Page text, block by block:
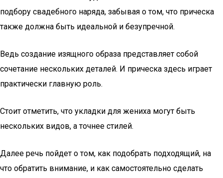
подбору свадебного наряда, забывая о том, что прическа
также должна быть идеальной и безупречной.
Ведь создание изящного образа представляет собой
сочетание нескольких деталей. И прическа здесь играет
практически главную роль.
Стоит отметить, что укладки для жениха могут быть
нескольких видов, а точнее стилей.
Далее речь пойдет о том, как подобрать подходящий, на
что обратить внимание, и как самостоятельно сделать